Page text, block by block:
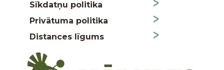
Sīkdatņu politika
Privātuma politika
Distances līgums